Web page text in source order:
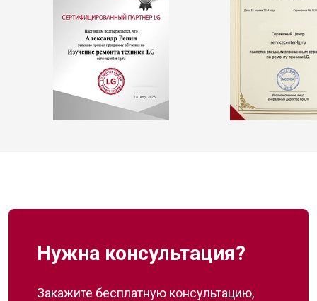
Нужна консультация?
Закажите бесплатную консультацию,